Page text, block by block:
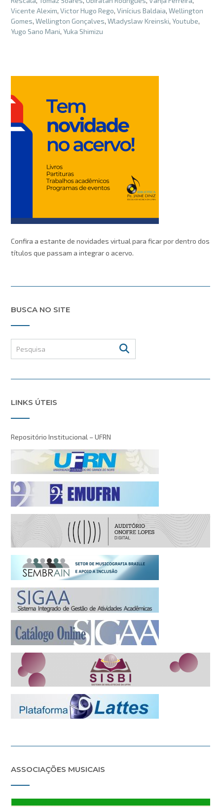
Vicente Alexim, Victor Hugo Rego, Vinícius Baldaia, Wellington
Gomes, Wellington Gonçalves, Wladyslaw Kreinski, Youtube,
Yugo Sano Mani, Yuka Shimizu
Confira a estante de novidades virtual para ficar por dentro dos
títulos que passam a integrar o acervo.
BUSCA NO SITE
LINKS ÚTEIS
Repositório Institucional – UFRN
ASSOCIAÇÕES MUSICAIS